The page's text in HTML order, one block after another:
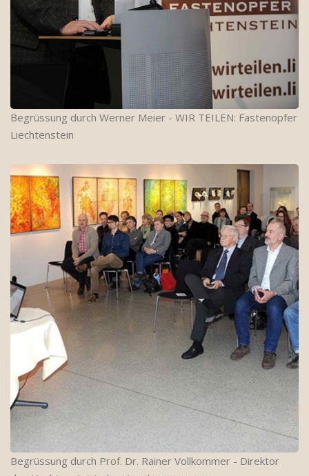
Begrüssung durch Werner Meier - WIR TEILEN: Fastenopfer
Liechtenstein
Begrüssung durch Prof. Dr. Rainer Vollkommer - Direktor